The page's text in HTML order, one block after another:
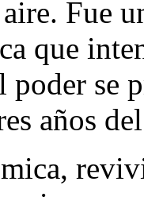
Fue
que
poder se
años